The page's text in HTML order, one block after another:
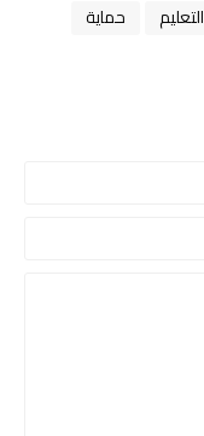
التعليم
حماية